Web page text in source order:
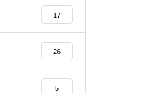
17
26
5